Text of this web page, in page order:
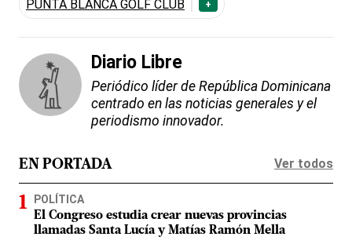
PUNTA BLANCA GOLF CLUB +
Diario Libre
Periódico líder de República Dominicana
centrado en las noticias generales y el
periodismo innovador.
EN PORTADA Ver todos
POLÍTICA
El Congreso estudia crear nuevas provincias
llamadas Santa Lucía y Matías Ramón Mella